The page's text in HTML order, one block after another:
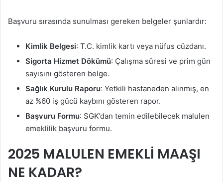
Başvuru sırasında sunulması gereken belgeler şunlardır:
Kimlik Belgesi: T.C. kimlik kartı veya nüfus cüzdanı.
Sigorta Hizmet Dökümü: Çalışma süresi ve prim gün
sayısını gösteren belge.
Sağlık Kurulu Raporu: Yetkili hastaneden alınmış, en
az %60 iş gücü kaybını gösteren rapor.
Başvuru Formu: SGK’dan temin edilebilecek malulen
emeklilik başvuru formu.
2025 MALULEN EMEKLİ MAAŞI
NE KADAR?